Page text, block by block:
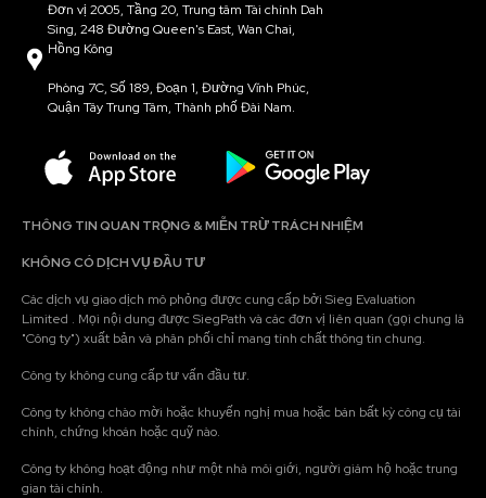
Đơn vị 2005, Tầng 20, Trung tâm Tài chính Dah
Sing, 248 Đường Queen's East, Wan Chai,
Hồng Kông
Phòng 7C, Số 189, Đoạn 1, Đường Vĩnh Phúc,
Quận Tây Trung Tâm, Thành phố Đài Nam.
THÔNG TIN QUAN TRỌNG & MIỄN TRỪ TRÁCH NHIỆM
KHÔNG CÓ DỊCH VỤ ĐẦU TƯ
Các dịch vụ giao dịch mô phỏng được cung cấp bởi Sieg Evaluation
Limited . Mọi nội dung được SiegPath và các đơn vị liên quan (gọi chung là
"Công ty") xuất bản và phân phối chỉ mang tính chất thông tin chung.
Công ty không cung cấp tư vấn đầu tư.
Công ty không chào mời hoặc khuyến nghị mua hoặc bán bất kỳ công cụ tài
chính, chứng khoán hoặc quỹ nào.
Công ty không hoạt động như một nhà môi giới, người giám hộ hoặc trung
gian tài chính.